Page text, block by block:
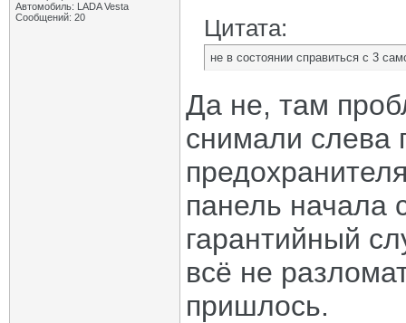
Автомобиль: LADA Vesta
Сообщений: 20
Цитата:
не в состоянии справиться с 3
Да не, там
снимали слева
панель начала
гарантийный
всё не
пришлось.